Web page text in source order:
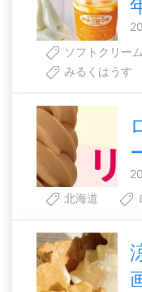
ソフトクリーム
みるくはうす
北海道